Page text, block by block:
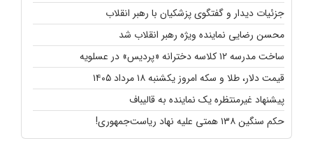
جزئیات دیدار و گفتگوی پزشکیان با رهبر انقلاب
محسن رضایی نماینده ویژه رهبر انقلاب شد
ساخت مدرسه ۱۲ کلاسه دخترانه «پردیس» در عسلویه
قیمت دلار، طلا و سکه امروز یکشنبه ۱۸ مرداد ۱۴۰۵
پیشنهاد غیرمنتظره یک نماینده به قالیباف
حکم سنگین ۱۳۸ همتی علیه نهاد ریاست‌جمهوری!